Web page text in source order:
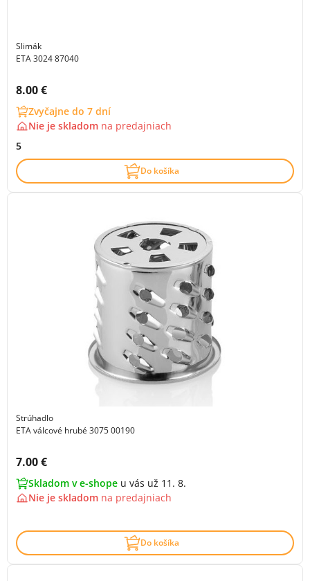
Slimák
ETA 3024 87040
Cena s DPH:
8.00 €
Zvyčajne do 7 dní
Nie je skladom na predajniach
5
Do košíka
Strúhadlo
ETA válcové hrubé 3075 00190
Cena s DPH:
7.00 €
Skladom v e-shope u vás už 11. 8.
Nie je skladom na predajniach
Do košíka